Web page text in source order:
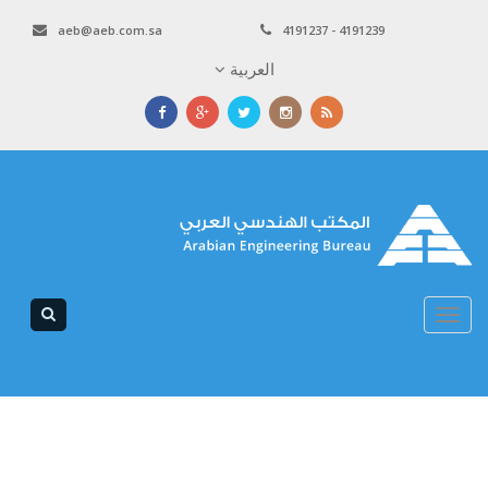
4191237 - 4191239
aeb@aeb.com.sa
العربية
Toggle
navigation